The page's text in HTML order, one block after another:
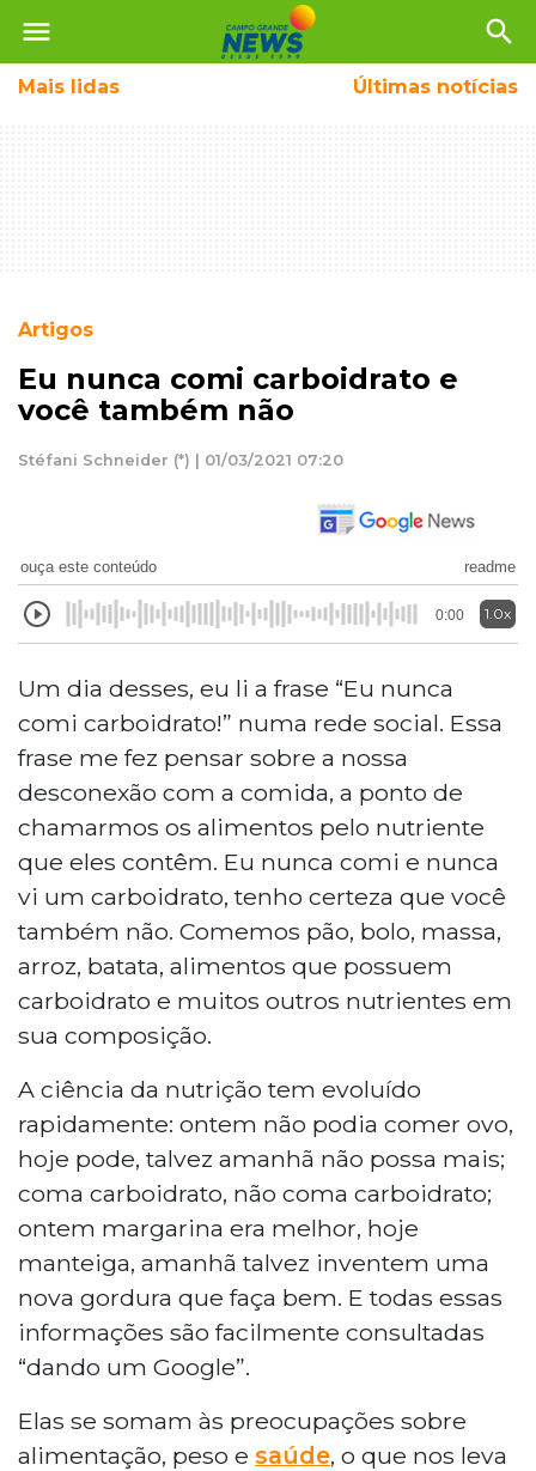
menu search
Mais lidas Últimas notícias
Artigos
Eu nunca comi carboidrato e
você também não
Stéfani Schneider (*) | 01/03/2021 07:20
ouça este conteúdo readme
0:00 1.0x
Um dia desses, eu li a frase “Eu nunca
comi carboidrato!” numa rede social. Essa
frase me fez pensar sobre a nossa
desconexão com a comida, a ponto de
chamarmos os alimentos pelo nutriente
que eles contêm. Eu nunca comi e nunca
vi um carboidrato, tenho certeza que você
também não. Comemos pão, bolo, massa,
arroz, batata, alimentos que possuem
carboidrato e muitos outros nutrientes em
sua composição.
A ciência da nutrição tem evoluído
rapidamente: ontem não podia comer ovo,
hoje pode, talvez amanhã não possa mais;
coma carboidrato, não coma carboidrato;
ontem margarina era melhor, hoje
manteiga, amanhã talvez inventem uma
nova gordura que faça bem. E todas essas
informações são facilmente consultadas
“dando um Google”.
Elas se somam às preocupações sobre
alimentação, peso e saúde, o que nos leva